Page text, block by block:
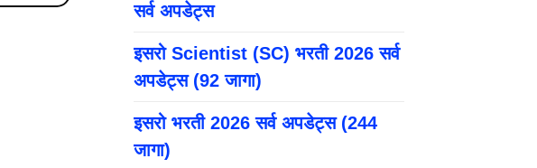
सर्व अपडेट्स
इसरो Scientist (SC) भरती 2026 सर्व
अपडेट्स (92 जागा)
इसरो भरती 2026 सर्व अपडेट्स (244
जागा)